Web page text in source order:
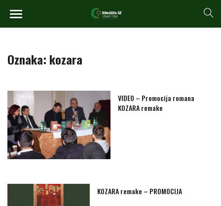
Oznaka: kozara
VIDEO – Promocija romana
KOZARA remake
KOZARA remake – PROMOCIJA